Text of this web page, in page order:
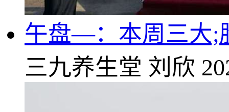
午盘—：本周三大;
三九养生堂 刘欣